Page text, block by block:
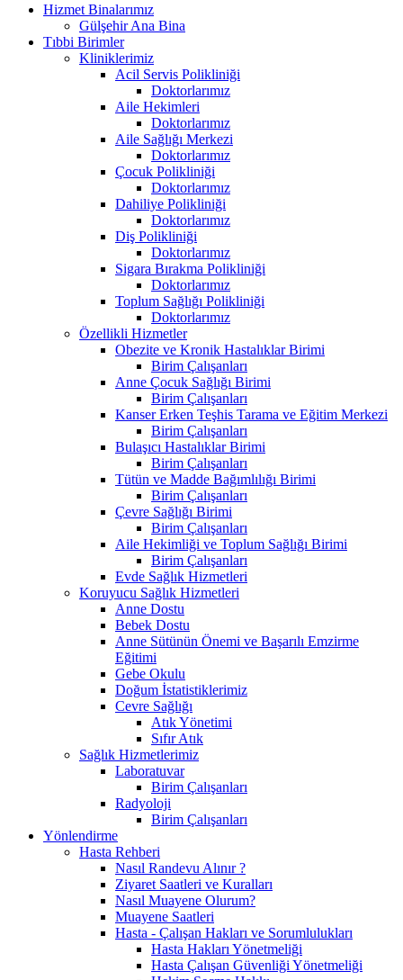
Hizmet Binalarımız
Gülşehir Ana Bina
Tıbbi Birimler
Kliniklerimiz
Acil Servis Polikliniği
Doktorlarımız
Aile Hekimleri
Doktorlarımız
Aile Sağlığı Merkezi
Doktorlarımız
Çocuk Polikliniği
Doktorlarımız
Dahiliye Polikliniği
Doktorlarımız
Diş Polikliniği
Doktorlarımız
Sigara Bırakma Polikliniği
Doktorlarımız
Toplum Sağlığı Polikliniği
Doktorlarımız
Özellikli Hizmetler
Obezite ve Kronik Hastalıklar Birimi
Birim Çalışanları
Anne Çocuk Sağlığı Birimi
Birim Çalışanları
Kanser Erken Teşhis Tarama ve Eğitim Merkezi
Birim Çalışanları
Bulaşıcı Hastalıklar Birimi
Birim Çalışanları
Tütün ve Madde Bağımlılığı Birimi
Birim Çalışanları
Çevre Sağlığı Birimi
Birim Çalışanları
Aile Hekimliği ve Toplum Sağlığı Birimi
Birim Çalışanları
Evde Sağlık Hizmetleri
Koruyucu Sağlık Hizmetleri
Anne Dostu
Bebek Dostu
Anne Sütünün Önemi ve Başarılı Emzirme
Eğitimi
Gebe Okulu
Doğum İstatistiklerimiz
Cevre Sağlığı
Atık Yönetimi
Sıfır Atık
Sağlık Hizmetlerimiz
Laboratuvar
Birim Çalışanları
Radyoloji
Birim Çalışanları
Yönlendirme
Hasta Rehberi
Nasıl Randevu Alınır ?
Ziyaret Saatleri ve Kuralları
Nasıl Muayene Olurum?
Muayene Saatleri
Hasta - Çalışan Hakları ve Sorumlulukları
Hasta Hakları Yönetmeliği
Hasta Çalışan Güvenliği Yönetmeliği